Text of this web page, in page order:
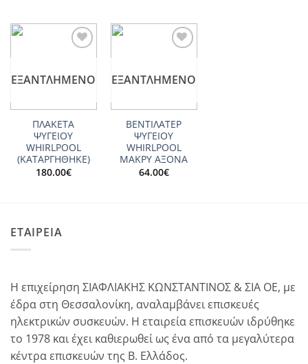
ΕΞΑΝΤΛΗΜΈΝΟ
ΠΛΑΚΕΤΑ
ΨΥΓΕΙΟΥ
WHIRLPOOL
(ΚΑΤΑΡΓΗΘΗΚΕ)
180.00€
ΕΞΑΝΤΛΗΜΈΝΟ
ΒΕΝΤΙΛΑΤΕΡ
ΨΥΓΕΙΟΥ
WHIRLPOOL
ΜΑΚΡΥ ΑΞΟΝΑ
64.00€
ΕΤΑΙΡΕΙΑ
Η επιχείρηση ΣΙΑΦΛΙΑΚΗΣ ΚΩΝΣΤΑΝΤΙΝΟΣ & ΣΙΑ ΟΕ, με
έδρα στη Θεσσαλονίκη, αναλαμβάνει επισκευές
ηλεκτρικών συσκευών. Η εταιρεία επισκευών ιδρύθηκε
το 1978 και έχει καθιερωθεί ως ένα από τα μεγαλύτερα
κέντρα επισκευών της Β. Ελλάδος.